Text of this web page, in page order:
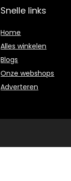
Snelle links
Home
Alles winkelen
Blogs
Onze webshops
Adverteren